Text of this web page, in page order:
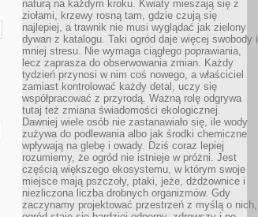
naturą na każdym kroku. Kwiaty mieszają się z
ziołami, krzewy rosną tam, gdzie czują się
najlepiej, a trawnik nie musi wyglądać jak zielony
dywan z katalogu. Taki ogród daje więcej swobody i
mniej stresu. Nie wymaga ciągłego poprawiania,
lecz zaprasza do obserwowania zmian. Każdy
tydzień przynosi w nim coś nowego, a właściciel
zamiast kontrolować każdy detal, uczy się
współpracować z przyrodą. Ważną rolę odgrywa
tutaj też zmiana świadomości ekologicznej.
Dawniej wiele osób nie zastanawiało się, ile wody
zużywa do podlewania albo jak środki chemiczne
wpływają na glebę i owady. Dziś coraz lepiej
rozumiemy, że ogród nie istnieje w próżni. Jest
częścią większego ekosystemu, w którym swoje
miejsce mają pszczoły, ptaki, jeże, dżdżownice i
niezliczona liczba drobnych organizmów. Gdy
zaczynamy projektować przestrzeń z myślą o nich,